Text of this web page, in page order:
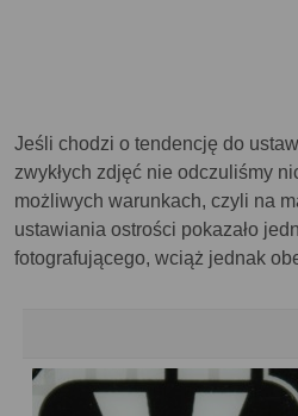
Jeśli chodzi o tendencję do
zwykłych zdjęć nie odczuliśmy
możliwych warunkach, czyli na
ustawiania ostrości pokazało
fotografującego, wciąż jednak